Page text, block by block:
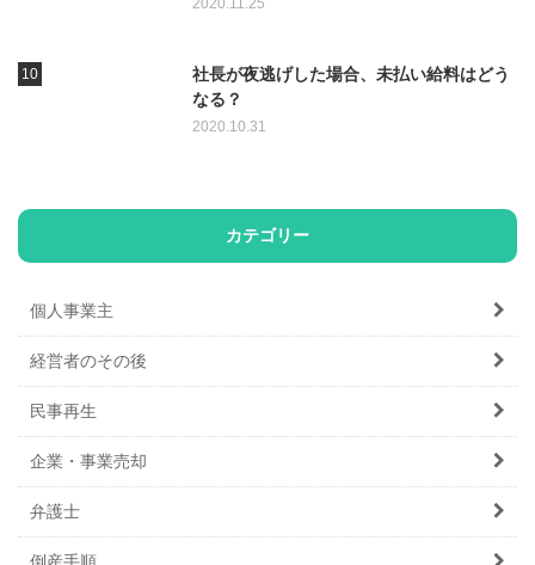
2020.11.25
社長が夜逃げした場合、未払い給料はどう
なる？
2020.10.31
カテゴリー
個人事業主
経営者のその後
民事再生
企業・事業売却
弁護士
倒産手順